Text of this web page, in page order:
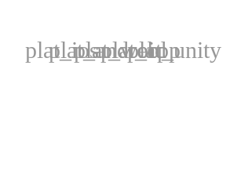
plat_ios
plat_android
plat_web
plat_cpp
plat_unity